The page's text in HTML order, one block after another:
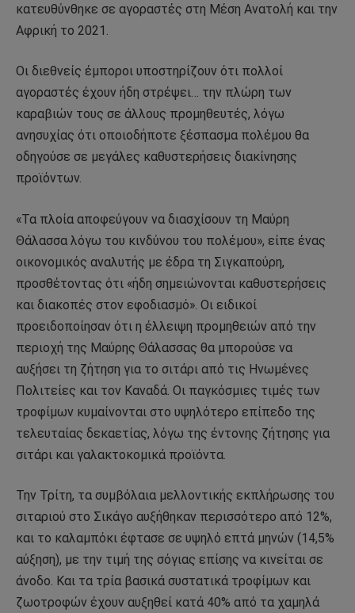
κατευθύνθηκε σε αγοραστές στη Μέση Ανατολή και την
Αφρική το 2021.
Οι διεθνείς έμποροι υποστηρίζουν ότι πολλοί
αγοραστές έχουν ήδη στρέψει… την πλώρη των
καραβιών τους σε άλλους προμηθευτές, λόγω
ανησυχίας ότι οποιοδήποτε ξέσπασμα πολέμου θα
οδηγούσε σε μεγάλες καθυστερήσεις διακίνησης
προϊόντων.
«Τα πλοία αποφεύγουν να διασχίσουν τη Μαύρη
Θάλασσα λόγω του κινδύνου του πολέμου», είπε ένας
οικονομικός αναλυτής με έδρα τη Σιγκαπούρη,
προσθέτοντας ότι «ήδη σημειώνονται καθυστερήσεις
και διακοπές στον εφοδιασμό». Οι ειδικοί
προειδοποίησαν ότι η έλλειψη προμηθειών από την
περιοχή της Μαύρης Θάλασσας θα μπορούσε να
αυξήσει τη ζήτηση για το σιτάρι από τις Ηνωμένες
Πολιτείες και τον Καναδά. Οι παγκόσμιες τιμές των
τροφίμων κυμαίνονται στο υψηλότερο επίπεδο της
τελευταίας δεκαετίας, λόγω της έντονης ζήτησης για
σιτάρι και γαλακτοκομικά προϊόντα.
Την Τρίτη, τα συμβόλαια μελλοντικής εκπλήρωσης του
σιταριού στο Σικάγο αυξήθηκαν περισσότερο από 12%,
και το καλαμπόκι έφτασε σε υψηλό επτά μηνών (14,5%
αύξηση), με την τιμή της σόγιας επίσης να κινείται σε
άνοδο. Και τα τρία βασικά συστατικά τροφίμων και
ζωοτροφών έχουν αυξηθεί κατά 40% από τα χαμηλά